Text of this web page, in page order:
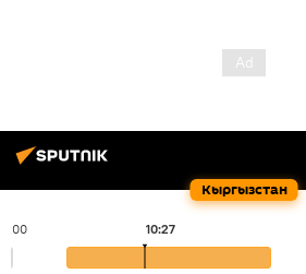
Кыргызстан
10:27